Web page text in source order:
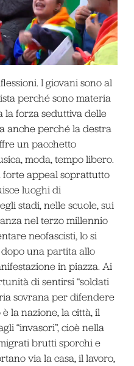
I giovani sono al
perché sono materia
la forza seduttiva delle
anche perché la destra
un pacchetto
moda, tempo libero.
forte appeal soprattutto
luoghi di
stadi, nelle scuole, sui
nel terzo millennio
neofascisti, lo si
una partita allo
in piazza. Ai
di sentirsi “soldati
sovrana per difendere
la nazione, la città, il
“invasori”, cioè nella
brutti sporchi e
via la casa, il lavoro,